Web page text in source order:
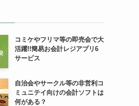
コミケやフリマ等の即売会で大
活躍!!簡易お会計レジアプリ6
サービス
自治会やサークル等の非営利コ
ミュニテイ向けの会計ソフトは
何がある？